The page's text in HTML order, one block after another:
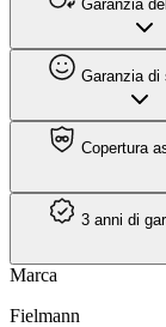
Garanzia
Garanzia di
Copertura
3 anni di
Marca
Fielmann